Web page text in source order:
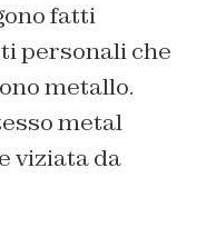
fatti
personali che
metallo.
metal
viziata da